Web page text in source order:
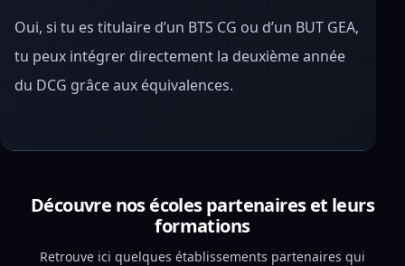
Oui, si tu es titulaire d’un BTS CG ou d’un BUT GEA,
tu peux intégrer directement la deuxième année
du DCG grâce aux équivalences.
Découvre nos écoles partenaires et leurs
formations
Retrouve ici quelques établissements partenaires qui